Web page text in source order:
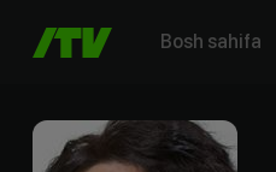
Bosh sahifa